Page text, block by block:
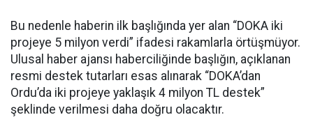
Bu nedenle haberin ilk başlığında yer alan “DOKA iki
projeye 5 milyon verdi” ifadesi rakamlarla örtüşmüyor.
Ulusal haber ajansı haberciliğinde başlığın, açıklanan
resmi destek tutarları esas alınarak “DOKA’dan
Ordu’da iki projeye yaklaşık 4 milyon TL destek”
şeklinde verilmesi daha doğru olacaktır.